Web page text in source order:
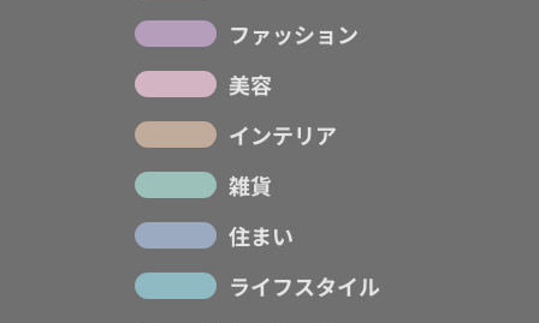
ファッション
美容
インテリア
雑貨
住まい
ライフスタイル